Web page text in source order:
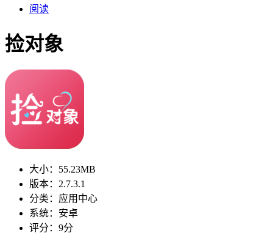
阅读
捡对象
大小：55.23MB
版本：2.7.3.1
分类：应用中心
系统：安卓
评分：9分